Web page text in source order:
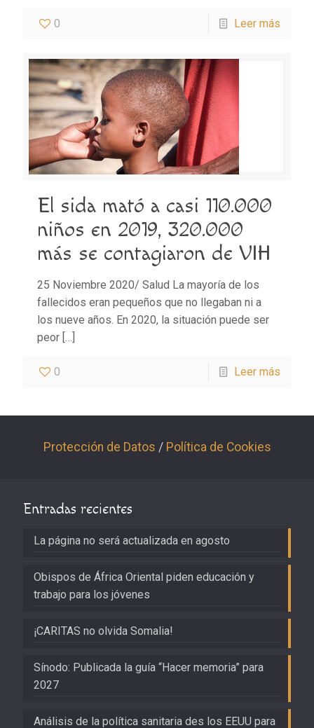
0 Leer más
El sida mató a casi 110.000
niños en 2019, 320.000
más se contagiaron de VIH
25 Noviembre 2020/ Salud La mayoría de los
fallecidos eran pequeños que no llegaban ni a
los nueve años. En 2020, la situación puede ser
peor […]
0 Leer más
Protección de Datos / Política de Cookies
Entradas recientes
La página no será actualizada en agosto
Obispos de África Oriental piden educación y
trabajo para los jóvenes
¡CARITAS no olvida Somalia!
Sínodo: Publicada la guía “Hacer memoria” para
2027
Análisis de la política sanitaria des los EEUU para